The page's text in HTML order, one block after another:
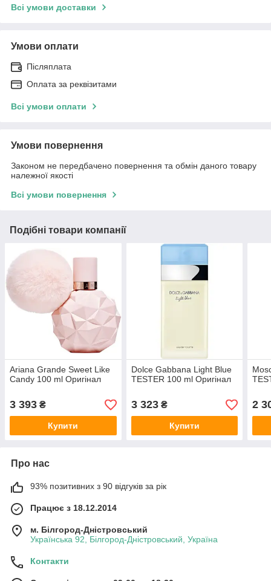
Всі умови доставки
Умови оплати
Післяплата
Оплата за реквізитами
Всі умови оплати
Умови повернення
Законом не передбачено повернення та обмін даного товару
належної якості
Всі умови повернення
Подібні товари компанії
Ariana Grande Sweet Like
Candy 100 ml Оригінал
3 393 ₴
Купити
Dolce Gabbana Light Blue
TESTER 100 ml Оригінал
3 323₴
Купити
2
Про нас
93% позитивних з 90 відгуків за рік
Працює з 18.12.2014
м. Білгород-Дністровський
Українська 92, Білгород-Дністровський, Україна
Контакти